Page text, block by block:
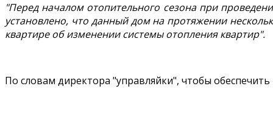
"Перед началом отопительного сезона при
установлено, что данный дом на протяжении
квартире об изменении системы отопления квартир".
По словам директора "управляйки", чтобы